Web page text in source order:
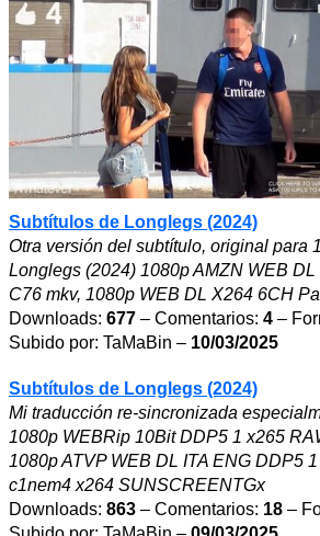
Subtítulos de Longlegs (2024)
Otra versión del subtítulo, original para
Longlegs (2024) 1080p AMZN WEB
C76 mkv, 1080p WEB DL X264 6CH
Downloads: 677 – Comentarios: 4 –
Subido por: TaMaBin – 10/03/2025
Subtítulos de Longlegs (2024)
Mi traducción re-sincronizada
1080p WEBRip 10Bit DDP5 1 x265
1080p ATVP WEB DL ITA ENG DDP5
c1nem4 x264 SUNSCREENTGx
Downloads: 863 – Comentarios: 18 –